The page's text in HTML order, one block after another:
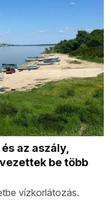
az aszály,
be több
vízkorlátozás.